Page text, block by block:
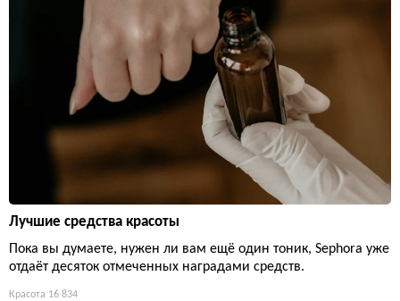
Лучшие средства красоты
Пока вы думаете, нужен ли вам ещё один тоник, Sephora уже
отдаёт десяток отмеченных наградами средств.
Красота 16 834